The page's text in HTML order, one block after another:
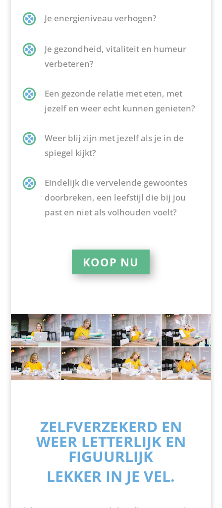
Je energieniveau verhogen?
Je gezondheid, vitaliteit en humeur
verbeteren?
Een gezonde relatie met eten, met
jezelf en weer echt kunnen genieten?
Weer blij zijn met jezelf als je in de
spiegel kijkt?
Eindelijk die vervelende gewoontes
doorbreken, een leefstijl die bij jou
past en niet als volhouden voelt?
KOOP NU
ZELFVERZEKERD EN
WEER LETTERLIJK EN
FIGUURLIJK
LEKKER IN JE VEL.